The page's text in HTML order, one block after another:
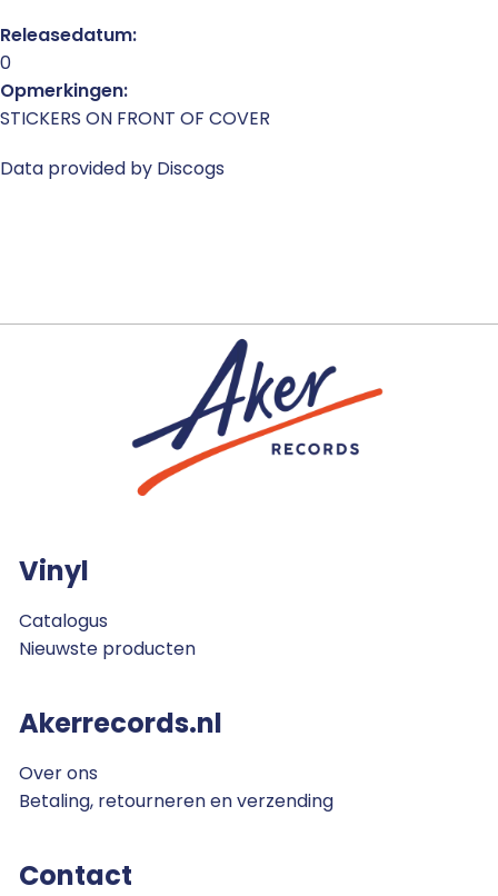
Releasedatum:
0
Opmerkingen:
STICKERS ON FRONT OF COVER
Data provided by Discogs
Vinyl
Catalogus
Nieuwste producten
Akerrecords.nl
Over ons
Betaling, retourneren en verzending
Contact